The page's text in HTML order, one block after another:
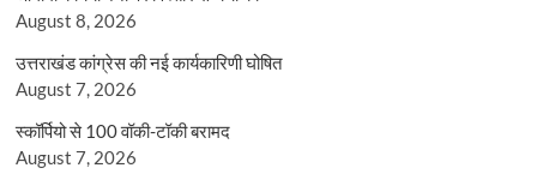
August 8, 2026
उत्तराखंड कांग्रेस की नई कार्यकारिणी घोषित
August 7, 2026
स्कॉर्पियो से 100 वॉकी-टॉकी बरामद
August 7, 2026